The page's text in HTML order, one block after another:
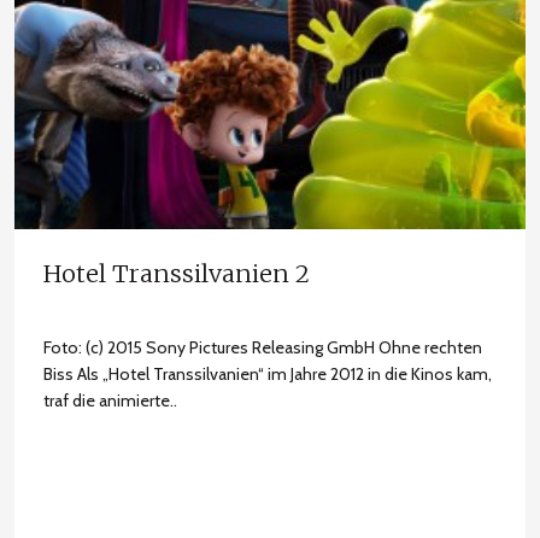
Hotel Transsilvanien 2
Foto: (c) 2015 Sony Pictures Releasing GmbH Ohne rechten
Biss Als „Hotel Transsilvanien“ im Jahre 2012 in die Kinos kam,
traf die animierte..